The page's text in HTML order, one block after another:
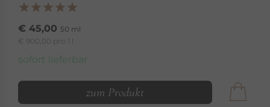
€ 45,00 50 ml
€ 900,00 pro 1 l
sofort lieferbar
zum Produkt